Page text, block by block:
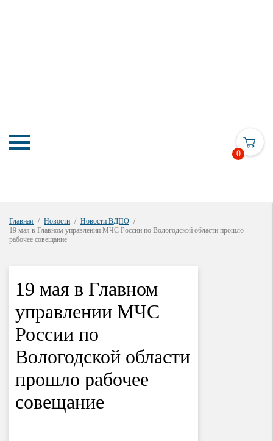
0
Главная Новости
Новости ВДПО
19 мая в Главном управлении МЧС России по Вологодской области прошло
рабочее совещание
19 мая в Главном
управлении МЧС
России по
Вологодской области
прошло рабочее
совещание